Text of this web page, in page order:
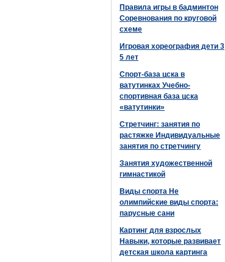
Правила игры в бадминтон
Соревнования по круговой
схеме
Игровая хореография дети 3
5 лет
Спорт-база цска в
ватутинках Учебно-
спортивная база цска
«ватутинки»
Стретчинг: занятия по
растяжке Индивидуальные
занятия по стретчингу
Занятия художественной
гимнастикой
Виды спорта Не
олимпийские виды спорта:
парусные сани
Картинг для взрослых
Навыки, которые развивает
детская школа картинга